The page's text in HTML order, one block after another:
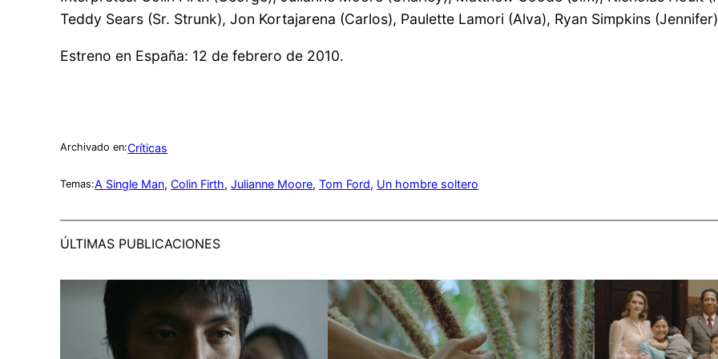
Teddy Sears (Sr. Strunk), Jon Kortajarena (Carlos), Paulette Lamori (Alva), Ryan Simpkins
Estreno en España: 12 de febrero de 2010.
Archivado en:Críticas
Temas:A Single Man, Colin Firth, Julianne Moore, Tom Ford, Un hombre soltero
ÚLTIMAS PUBLICACIONES